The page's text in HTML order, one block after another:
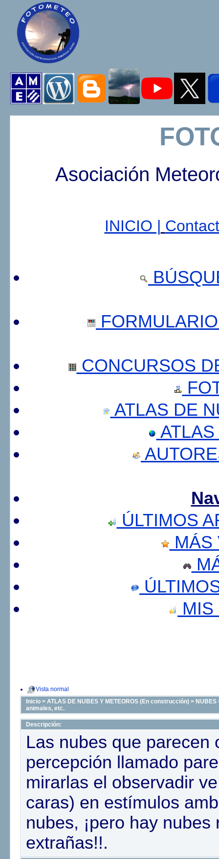
Asociación
INICIO |
CONCURSOS
ATLAS DE
ÚLTIMOS
MÁS
MIS
Vista normal
Inicio > ATLAS DE NUBES Y METEOROS (En construcción) > NUBES
animales, etc.
Descripción:
Las nubes que parecen
percepción llamado
mirarlas el observadir
caras) en estímulos
nubes, ¡pero hay
extrañas!!.